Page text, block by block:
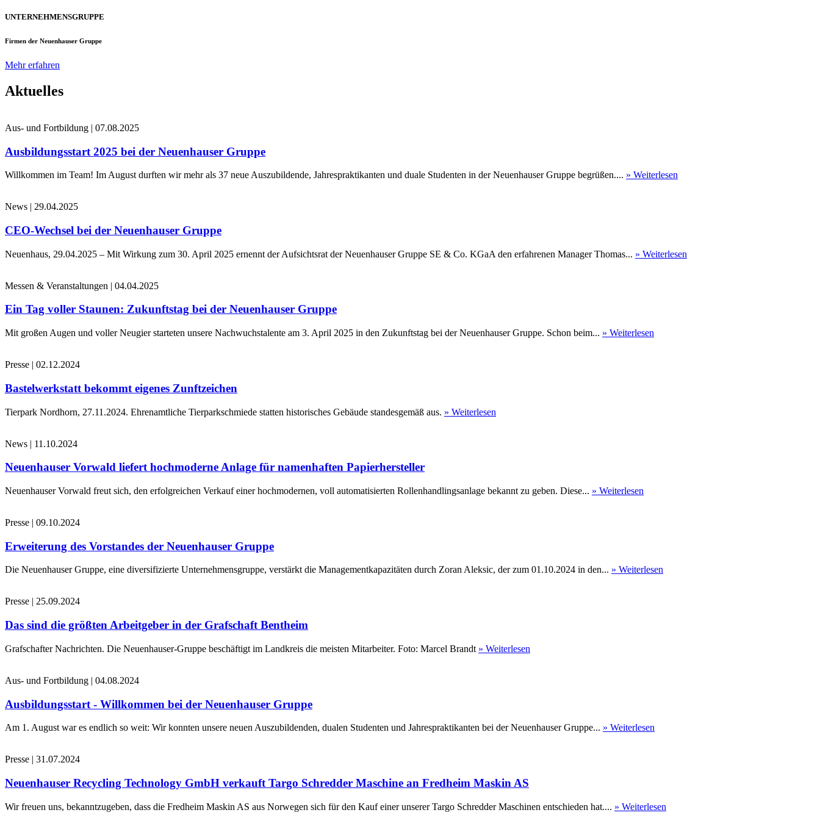
UNTERNEHMENSGRUPPE
Firmen der Neuenhauser Gruppe
Mehr erfahren
Aktuelles
Aus- und Fortbildung | 07.08.2025
Ausbildungsstart 2025 bei der Neuenhauser Gruppe
Willkommen im Team! Im August durften wir mehr als 37 neue Auszubildende, Jahrespraktikanten und duale Studenten in der Neuenhauser Gruppe begrüßen.... » Weiterlesen
News | 29.04.2025
CEO-Wechsel bei der Neuenhauser Gruppe
Neuenhaus, 29.04.2025 – Mit Wirkung zum 30. April 2025 ernennt der Aufsichtsrat der Neuenhauser Gruppe SE & Co. KGaA den erfahrenen Manager Thomas... » Weiterlesen
Messen & Veranstaltungen | 04.04.2025
Ein Tag voller Staunen: Zukunftstag bei der Neuenhauser Gruppe
Mit großen Augen und voller Neugier starteten unsere Nachwuchstalente am 3. April 2025 in den Zukunftstag bei der Neuenhauser Gruppe. Schon beim... » Weiterlesen
Presse | 02.12.2024
Bastelwerkstatt bekommt eigenes Zunftzeichen
Tierpark Nordhorn, 27.11.2024. Ehrenamtliche Tierparkschmiede statten historisches Gebäude standesgemäß aus. » Weiterlesen
News | 11.10.2024
Neuenhauser Vorwald liefert hochmoderne Anlage für namenhaften Papierhersteller
Neuenhauser Vorwald freut sich, den erfolgreichen Verkauf einer hochmodernen, voll automatisierten Rollenhandlingsanlage bekannt zu geben. Diese... » Weiterlesen
Presse | 09.10.2024
Erweiterung des Vorstandes der Neuenhauser Gruppe
Die Neuenhauser Gruppe, eine diversifizierte Unternehmensgruppe, verstärkt die Managementkapazitäten durch Zoran Aleksic, der zum 01.10.2024 in den... » Weiterlesen
Presse | 25.09.2024
Das sind die größten Arbeitgeber in der Grafschaft Bentheim
Grafschafter Nachrichten. Die Neuenhauser-Gruppe beschäftigt im Landkreis die meisten Mitarbeiter. Foto: Marcel Brandt » Weiterlesen
Aus- und Fortbildung | 04.08.2024
Ausbildungsstart - Willkommen bei der Neuenhauser Gruppe
Am 1. August war es endlich so weit: Wir konnten unsere neuen Auszubildenden, dualen Studenten und Jahrespraktikanten bei der Neuenhauser Gruppe... » Weiterlesen
Presse | 31.07.2024
Neuenhauser Recycling Technology GmbH verkauft Targo Schredder Maschine an Fredheim Maskin AS
Wir freuen uns, bekanntzugeben, dass die Fredheim Maskin AS aus Norwegen sich für den Kauf einer unserer Targo Schredder Maschinen entschieden hat.... » Weiterlesen